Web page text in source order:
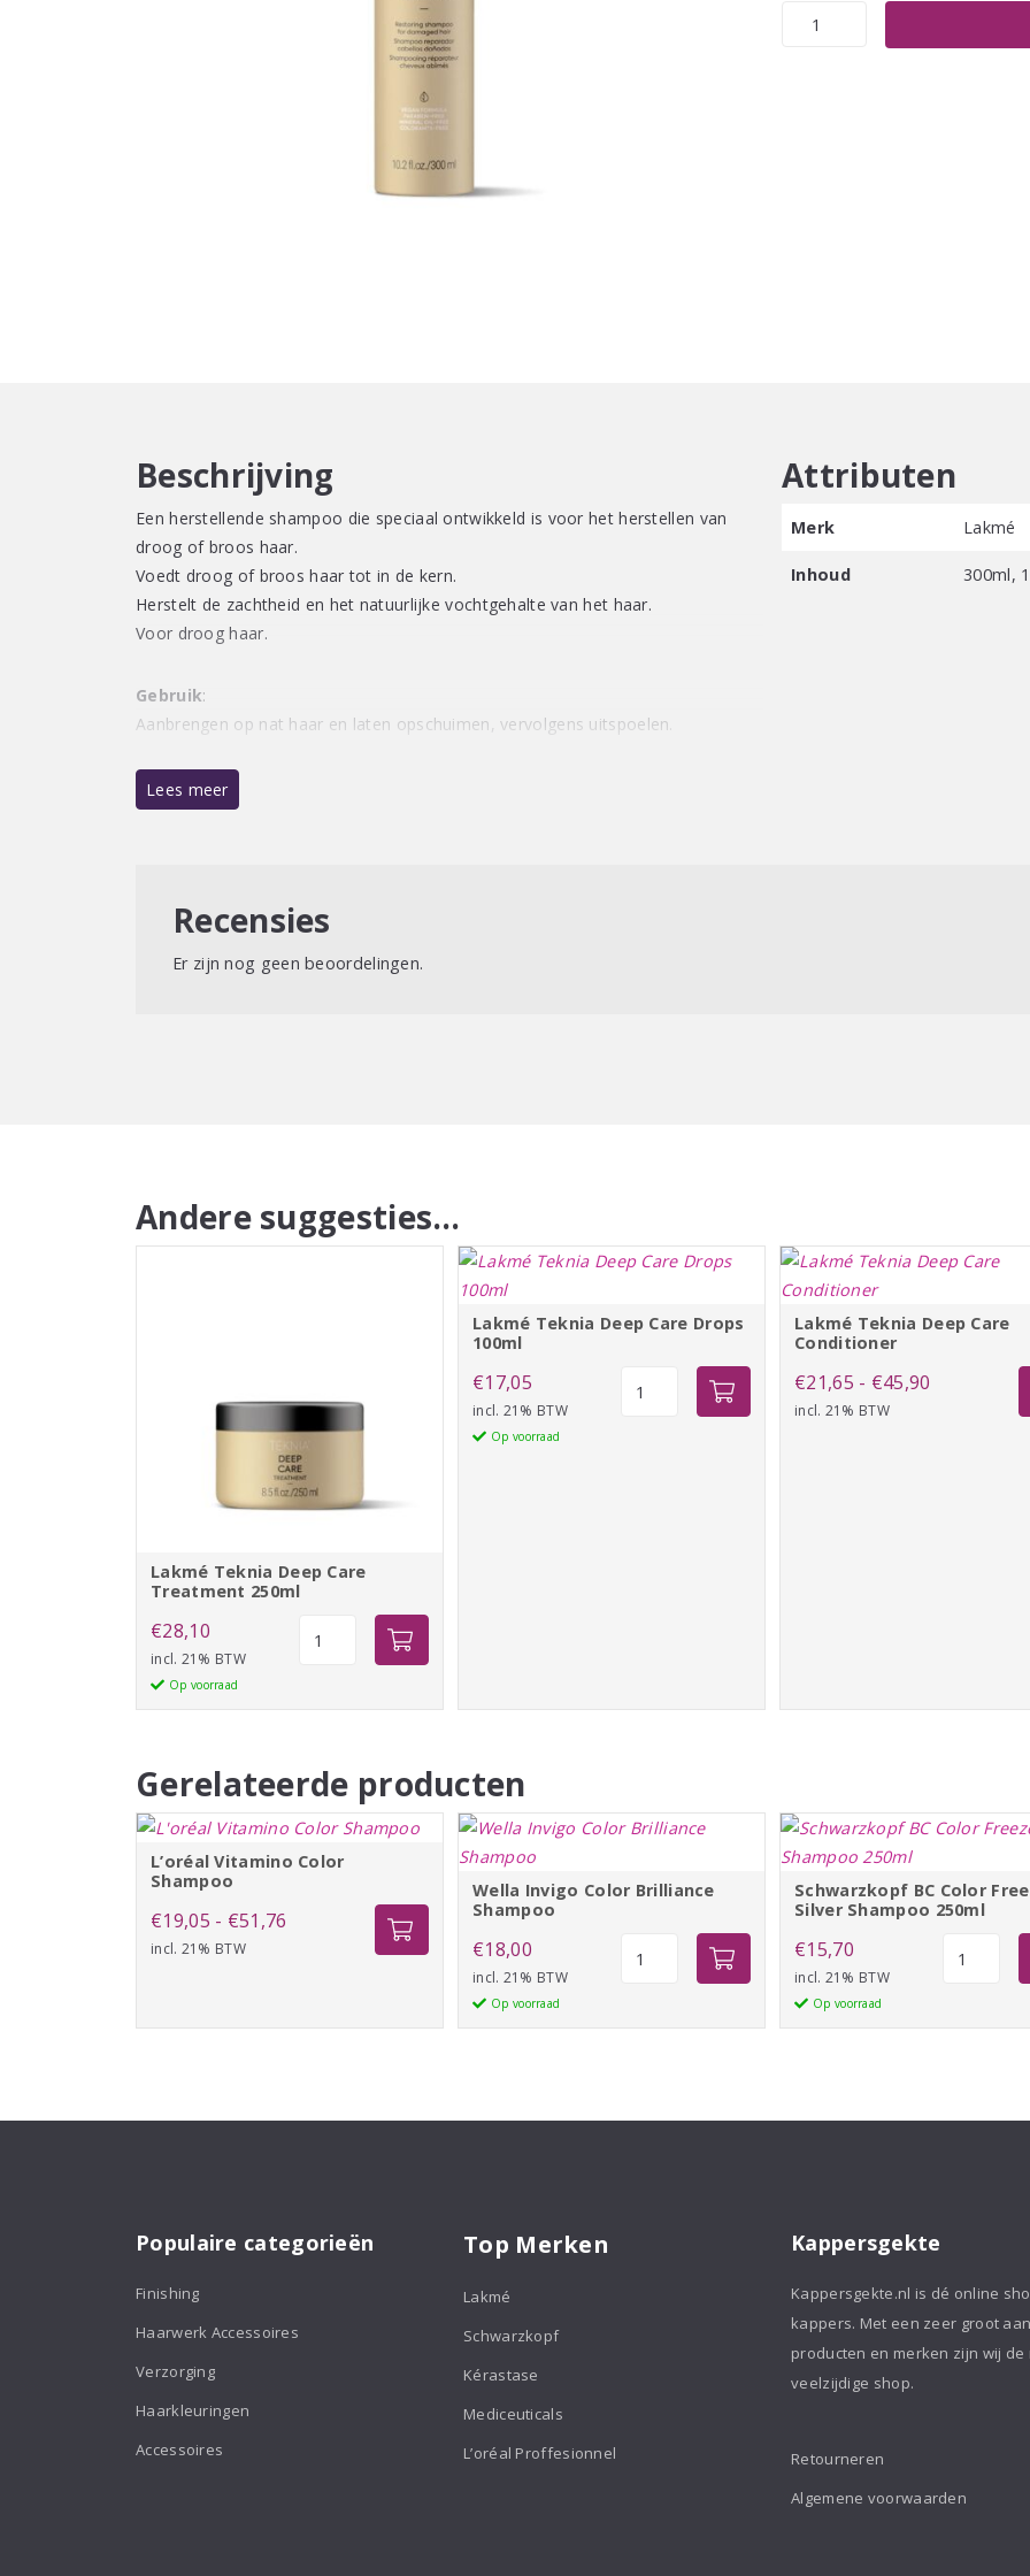
Lakmé
Beschrijving
Een herstellende shampoo die speciaal ontwikkeld is voor het herstellen van
droog of broos haar.
Voedt droog of broos haar tot in de kern.
Herstelt de zachtheid en het natuurlijke vochtgehalte van het haar.
Voor droog haar.
Gebruik:
Aanbrengen op nat haar en laten opschuimen, vervolgens uitspoelen.
Veganistische formule / Vrij van parabenen / Zonder minerale olie /
Zonder kleurstoffen
Lees meer
Attributen
Merk Lakmé
Inhoud 300ml,
Recensies
Er zijn nog geen beoordelingen.
Andere suggesties…
Lakmé Teknia Deep Care
Treatment 250ml
€28,10
incl. 21% BTW
Op voorraad
Care
250ml
aantal
Lakmé Teknia Deep Care Drops
100ml
€17,05
incl. 21% BTW
Op voorraad
Lakmé Teknia Deep Care
Conditioner
€21,65 - €45,90
incl. 21% BTW
Gerelateerde producten
L’oréal Vitamino Color
Shampoo
€19,05 - €51,76
incl. 21% BTW
Wella Invigo Color Brilliance
Shampoo
€18,00
incl. 21% BTW
Op voorraad
Brilliance
Schwarzkopf BC Color
Silver Shampoo 250ml
€15,70
incl. 21% BTW
Op voorraad
Freeze
250ml
Populaire categorieën
Finishing
Haarwerk Accessoires
Verzorging
Haarkleuringen
Accessoires
Top Merken
Lakmé
Schwarzkopf
Kérastase
Mediceuticals
L’oréal Proffesionnel
Kappersgekte
Kappersgekte.nl is dé online
kappers. Met een zeer groot
producten en merken zijn wij de
veelzijdige shop.
Retourneren
Algemene voorwaarden